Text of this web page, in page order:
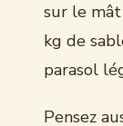
sur le
kg de
parasol
Pensez